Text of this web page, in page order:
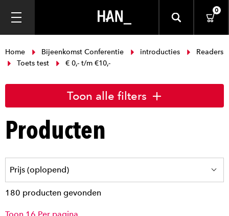
0
Home Bijeenkomst Conferentie introducties
Readers
Toets test
€ 0,- t/m €10,-
Toon alle filters
Producten
180 producten gevonden